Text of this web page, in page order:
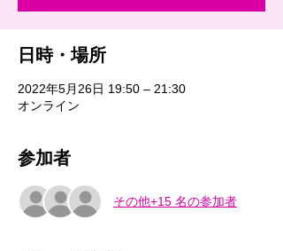
日時・場所
2022年5月26日 19:50 – 21:30
オンライン
参加者
その他+15 名の参加者